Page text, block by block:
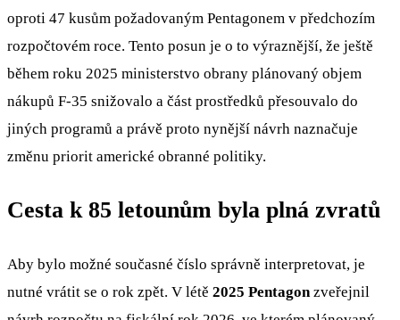
oproti 47 kusům požadovaným Pentagonem v předchozím
rozpočtovém roce. Tento posun je o to výraznější, že ještě
během roku 2025 ministerstvo obrany plánovaný objem
nákupů F-35 snižovalo a část prostředků přesouvalo do
jiných programů a právě proto nynější návrh naznačuje
změnu priorit americké obranné politiky.
Cesta k 85 letounům byla plná zvratů
Aby bylo možné současné číslo správně interpretovat, je
nutné vrátit se o rok zpět. V létě 2025 Pentagon zveřejnil